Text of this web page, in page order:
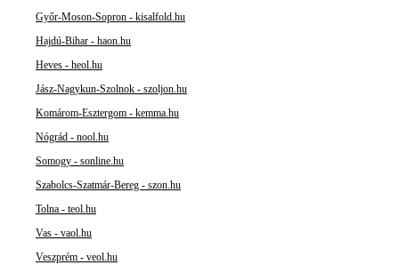
Győr-Moson-Sopron - kisalfold.hu
Hajdú-Bihar - haon.hu
Heves - heol.hu
Jász-Nagykun-Szolnok - szoljon.hu
Komárom-Esztergom - kemma.hu
Nógrád - nool.hu
Somogy - sonline.hu
Szabolcs-Szatmár-Bereg - szon.hu
Tolna - teol.hu
Vas - vaol.hu
Veszprém - veol.hu